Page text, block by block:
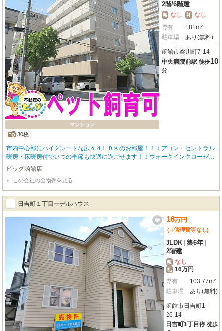
マンション
30枚
2階/6階建
敷 なし 礼 なし
専有
181m²
駐車場
あり(無料)
函館市梁川町7-14
中央病院前駅 徒歩10
分
市内中心部にハイグレードな広々４ＬＤＫのお部屋！！エアコン・セントラル
暖房・床暖房付でいつの季節も快適に過ごせます！！ウォークインクローゼッ
ト・シューズインクローゼットもあります！！賃貸物件とは思えない充実設
備！！ 物件のお問い合わせはビッグ函館店【０１３８－８３－６０８３】ま
でお問い合わせください！
ビッグ函館店
この会社の全物件を見る
日吉町１丁目モデルハウス
16万円
(＋管理費等なし)
3LDK 築6年
2階建
敷 なし
礼 16万円
専有
103.77m²
駐車場
あり(無料)
函館市日吉町1-
26-14
日吉町1丁目停 徒歩